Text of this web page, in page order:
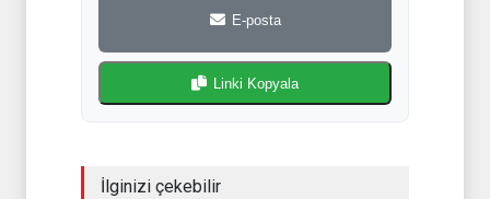
E-posta
Linki Kopyala
İlginizi çekebilir